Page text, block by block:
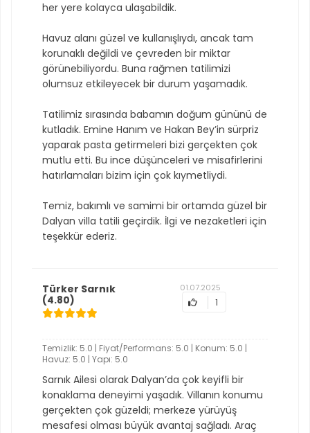
her yere kolayca ulaşabildik.
Havuz alanı güzel ve kullanışlıydı, ancak tam
korunaklı değildi ve çevreden bir miktar
görünebiliyordu. Buna rağmen tatilimizi
olumsuz etkileyecek bir durum yaşamadık.
Tatilimiz sırasında babamın doğum gününü de
kutladık. Emine Hanım ve Hakan Bey’in sürpriz
yaparak pasta getirmeleri bizi gerçekten çok
mutlu etti. Bu ince düşünceleri ve misafirlerini
hatırlamaları bizim için çok kıymetliydi.
Temiz, bakımlı ve samimi bir ortamda güzel bir
Dalyan villa tatili geçirdik. İlgi ve nezaketleri için
teşekkür ederiz.
Türker Sarnık
(4.80)
01.07.2025
1
Temizlik: 5.0 | Fiyat/Performans: 5.0 | Konum: 5.0 |
Havuz: 5.0 | Yapı: 5.0
Sarnık Ailesi olarak Dalyan’da çok keyifli bir
konaklama deneyimi yaşadık. Villanın konumu
gerçekten çok güzeldi; merkeze yürüyüş
mesafesi olması büyük avantaj sağladı. Araç